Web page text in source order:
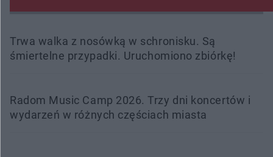
Trwa walka z nosówką w schronisku. Są
śmiertelne przypadki. Uruchomiono zbiórkę!
Radom Music Camp 2026. Trzy dni koncertów i
wydarzeń w różnych częściach miasta